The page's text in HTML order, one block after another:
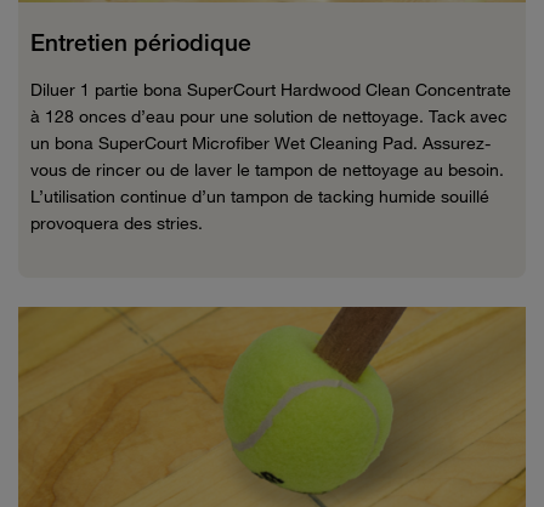
Entretien périodique
Diluer 1 partie bona SuperCourt Hardwood Clean Concentrate
à 128 onces d’eau pour une solution de nettoyage. Tack avec
un bona SuperCourt Microfiber Wet Cleaning Pad. Assurez-
vous de rincer ou de laver le tampon de nettoyage au besoin.
L’utilisation continue d’un tampon de tacking humide souillé
provoquera des stries.